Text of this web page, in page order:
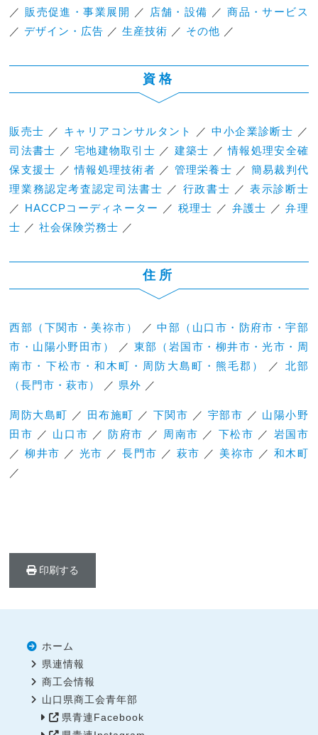
／ 販売促進・事業展開 ／ 店舗・設備 ／商品・サービス
／ デザイン・広告 ／生産技術 ／ その他 ／
資格
販売士 ／ キャリアコンサルタント ／中小企業診断士 ／
司法書士 ／宅地建物取引士 ／ 建築士 ／情報処理安全確
保支援士 ／情報処理技術者 ／ 管理栄養士 ／ 簡易裁判代
理業務認定考査認定司法書士 ／ 行政書士 ／表示診断士
／ HACCPコーディネーター ／ 税理士 ／ 弁護士 ／弁理
士 ／社会保険労務士 ／
住所
西部（下関市・美祢市） ／中部（山口市・防府市・宇部
市・山陽小野田市）
／ 東部（岩国市・柳井市・光市・周
南市・下松市・和木町・周防大島町・熊毛郡）
／ 北部
（長門市・萩市）
／ 県外 ／
周防大島町 ／ 田布施町 ／下関市 ／ 宇部市 ／ 山陽小野
田市 ／ 山口市 ／ 防府市 ／ 周南市 ／ 下松市 ／ 岩国市
／柳井市 ／ 光市 ／長門市 ／ 萩市 ／ 美祢市 ／ 和木町
／
印刷する
ホーム
県連情報
商工会情報
山口県商工会青年部
県青連Facebook